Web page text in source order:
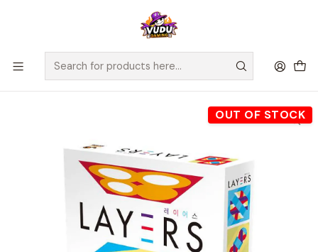
🚀 ¡Despachamos a todo Chile! Envío GRATIS a Regiones sobre
$100.000 y a RM sobre $35.000
Home Juegos de Mesa Familiares
Layers - Juego de Mesa - (Español)
OUT OF STOCK